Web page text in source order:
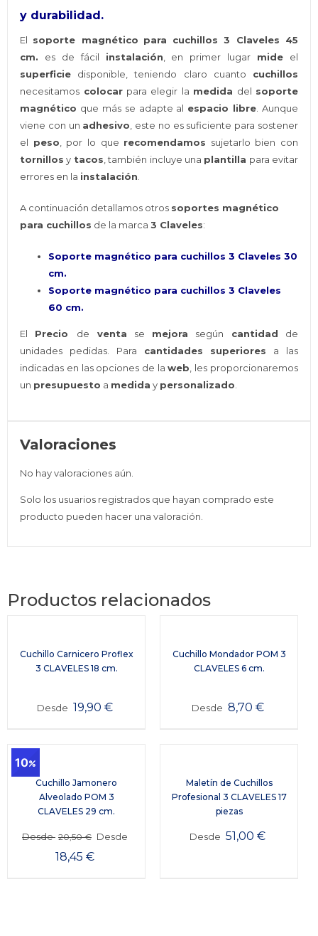
y durabilidad.
El soporte magnético para cuchillos 3 Claveles 45
cm. es de fácil instalación, en primer lugar mide el
superficie disponible, teniendo claro cuanto cuchillos
necesitamos colocarpara elegir la medida del soporte
magnético que más se adapte al espacio libre. Aunque
viene con un adhesivo, este no es suficiente para sostener
el peso, por lo que recomendamos sujetarlo bien con
tornillos y tacos, también incluye una plantilla para evitar
errores en la instalación.
A continuación detallamos otros soportes magnético
para cuchillos de la marca3 Claveles:
Soporte magnético para cuchillos 3 Claveles 30
cm.
Soporte magnético para cuchillos 3 Claveles
60 cm.
El Precio de venta se mejora según cantidad de
unidades pedidas. Para cantidades superiores a las
indicadas en las opciones de laweb, les proporcionaremos
un presupuesto a medida y personalizado.
Valoraciones
No hay valoraciones aún.
Solo los usuarios registrados que hayan comprado este
producto pueden hacer una valoración.
Productos relacionados
Cuchillo Carnicero Proflex
3 CLAVELES 18 cm.
Desde 19,90€
Cuchillo Mondador POM 3
CLAVELES 6 cm.
Desde 8,70 €
10
Cuchillo Jamonero
Alveolado POM 3
CLAVELES 29 cm.
Desde 20,50€ Desde
18,45€
Maletín de Cuchillos
Profesional 3 CLAVELES 17
piezas
Desde 51,00€